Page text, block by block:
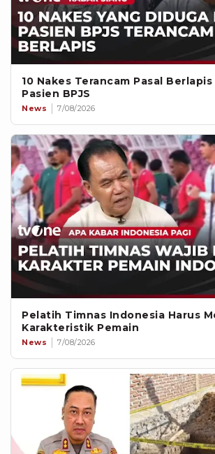
10 Nakes Terancam Pasal
Pasien BPJS
News 7/08/2026
Pelatih Timnas Indonesia Harus
Karakteristik Pemain
News 7/08/2026